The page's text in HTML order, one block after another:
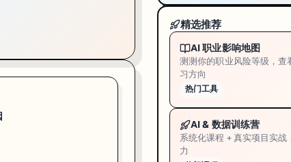
，为淋巴瘤和白血病的 CAR-T
和 Dr Giovanni Pietrogrande——开发出了一种全球首创的
CAR-NK 体外免疫疗法（ex-vivo therapy）中，这种错误可
物工程研究院之一。Prof Wolvetang 团队在基因编辑、多
精选推荐
AI 职业影响地图
测测你的职业风险等级，查
习方向
热门工具
AI & 数据训练营
系统化课程 + 真实项目实战
力